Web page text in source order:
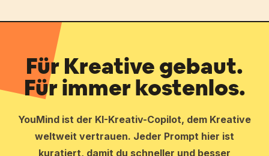
Für Kreative gebaut.
Für immer kostenlos.
YouMind ist der KI-Kreativ-Copilot, dem Kreative
weltweit vertrauen. Jeder Prompt hier ist
kuratiert, damit du schneller und besser